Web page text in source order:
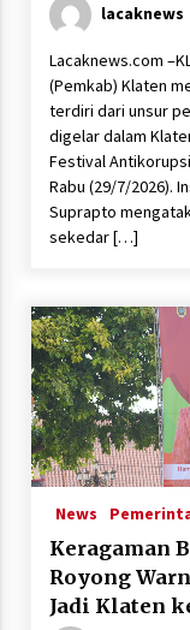
lacaknews
Lacaknews.com
(Pemkab) Klaten
terdiri dari unsur
digelar dalam
Festival
Rabu (29/7/2026).
Suprapto
sekedar […]
News
Keragaman
Royong
Jadi Klaten